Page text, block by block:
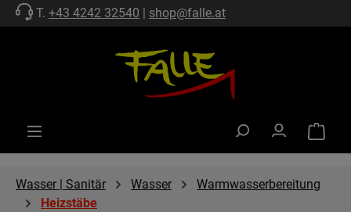
Zum Hauptinhalt springen
T. +43 4242 32540 | shop@falle.at
Wasser | Sanitär Wasser
Warmwasserbereitung
Heizstäbe